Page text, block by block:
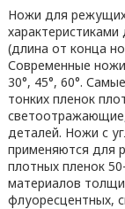
Ножи для
(длина от конца
Современные
30°, 45°, 60°.
тонких пленок
деталей. Ножи с
применяются для
плотных пленок
материалов
флуоресцентных,